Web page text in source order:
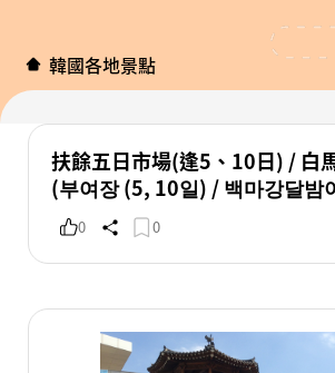
韓國各地景點
扶餘五日市場(逢5、10日) / 白
(부여장 (5, 10일) / 백마강달밤
0 0